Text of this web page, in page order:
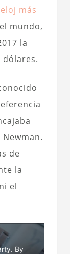
más
mundo,
la
de
la
el
By